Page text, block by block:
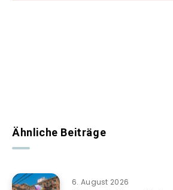
Ähnliche Beiträge
6. August 2026